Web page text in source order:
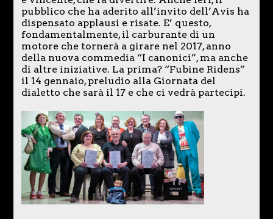
pubblico che ha aderito all’invito dell’Avis ha
dispensato applausi e risate. E’ questo,
fondamentalmente, il carburante di un
motore che tornerà a girare nel 2017, anno
della nuova commedia “I canonici”, ma anche
di altre iniziative. La prima? “Fubine Ridens”
il 14 gennaio, preludio alla Giornata del
dialetto che sarà il 17 e che ci vedrà partecipi.